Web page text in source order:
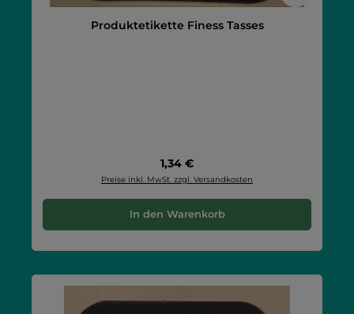
Produktetikette Finess Tasses
Regulärer Preis:
1,34 €
Preise inkl. MwSt. zzgl. Versandkosten
In den Warenkorb